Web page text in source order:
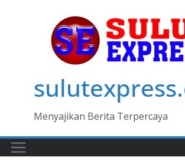
Menyajikan Berita Terpercaya